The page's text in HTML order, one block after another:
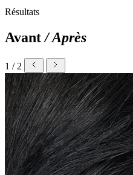
Résultats
Avant/ Après
1 / 2